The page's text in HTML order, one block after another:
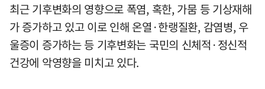
최근 기후변화의 영향으로 폭염, 혹한, 가뭄 등 기상재해
가 증가하고 있고 이로 인해 온열·한랭질환, 감염병, 우
울증이 증가하는 등 기후변화는 국민의 신체적·정신적
건강에 악영향을 미치고 있다.